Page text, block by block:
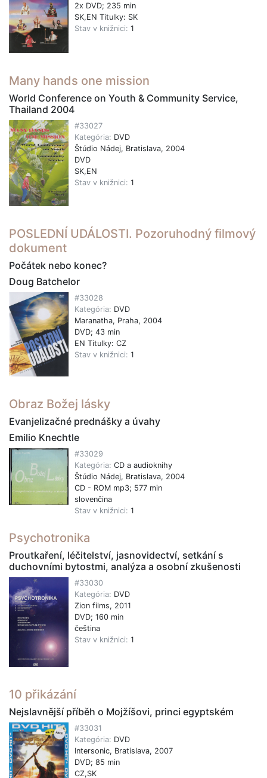
2x DVD; 235 min
SK,EN Titulky: SK
Stav v knižnici: 1
Many hands one mission
World Conference on Youth & Community Service,
Thailand 2004
#33027
Kategória: DVD
Štúdio Nádej, Bratislava, 2004
DVD
SK,EN
Stav v knižnici: 1
POSLEDNÍ UDÁLOSTI. Pozoruhodný filmový
dokument
Počátek nebo konec?
Doug Batchelor
#33028
Kategória: DVD
Maranatha, Praha, 2004
DVD; 43 min
EN Titulky: CZ
Stav v knižnici: 1
Obraz Božej lásky
Evanjelizačné prednášky a úvahy
Emilio Knechtle
#33029
Kategória: CD a audioknihy
Štúdio Nádej, Bratislava, 2004
CD - ROM mp3; 577 min
slovenčina
Stav v knižnici: 1
Psychotronika
Proutkaření, léčitelství, jasnovidectví, setkání s
duchovními bytostmi, analýza a osobní zkušenosti
#33030
Kategória: DVD
Zion films, 2011
DVD; 160 min
čeština
Stav v knižnici: 1
10 přikázání
Nejslavnější příběh o Mojžíšovi, princi egyptském
#33031
Kategória: DVD
Intersonic, Bratislava, 2007
DVD; 85 min
CZ,SK